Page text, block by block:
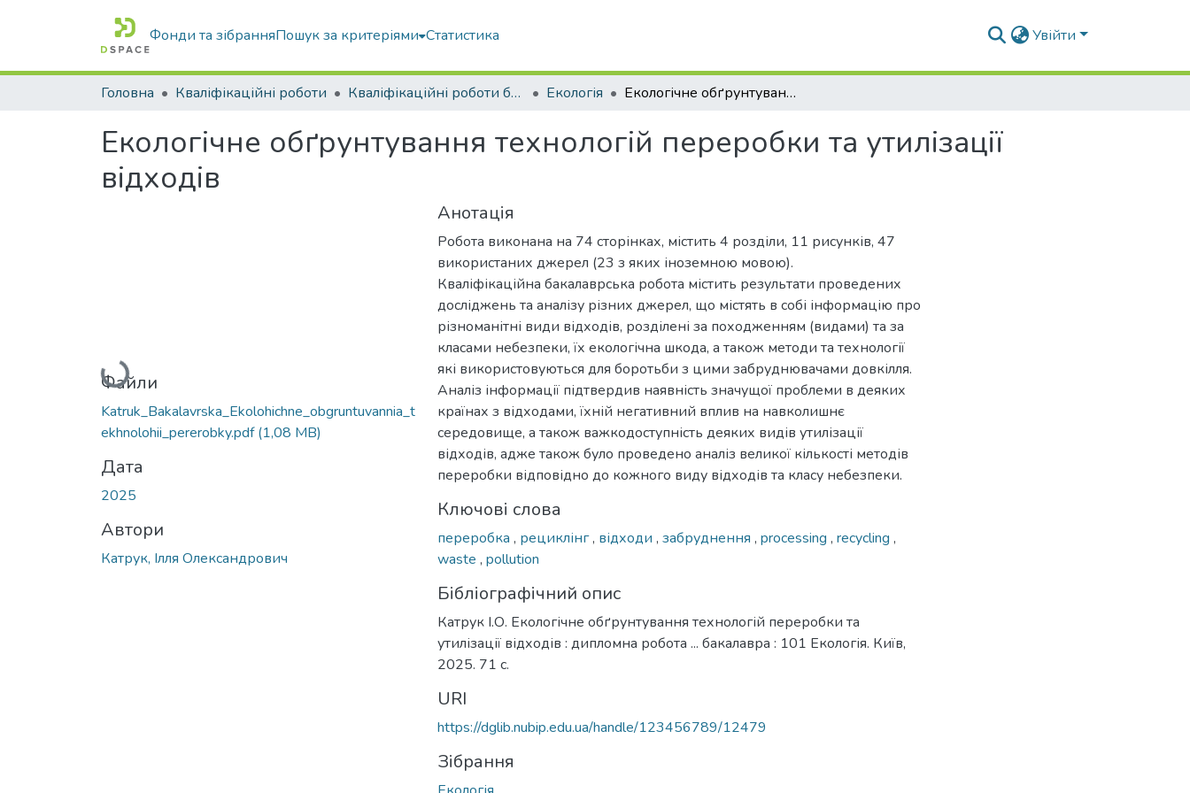
Фонди та зібранняПошук за критеріями Статистика Увійти
Головна Кваліфікаційні роботи Кваліфікаційні роботи бакалаврів Екологія Екологічне обґрунтування технологій переробки та утилізації відходів
Екологічне обґрунтування технологій переробки та утилізації
відходів
Вантажиться...
Файли
Katruk_Bakalavrska_Ekolohichne_obgruntuvannia_t
ekhnolohii_pererobky.pdf(1,08 MB)
Дата
2025
Автори
Катрук, Ілля Олександрович
Анотація
Робота виконана на 74 сторінках, містить 4 розділи, 11 рисунків, 47
використаних джерел (23 з яких іноземною мовою).
Кваліфікаційна бакалаврська робота містить результати проведених
досліджень та аналізу різних джерел, що містять в собі інформацію про
різноманітні види відходів, розділені за походженням (видами) та за
класами небезпеки, їх екологічна шкода, а також методи та технології
які використовуються для боротьби з цими забруднювачами довкілля.
Аналіз інформації підтвердив наявність значущої проблеми в деяких
країнах з відходами, їхній негативний вплив на навколишнє
середовище, а також важкодоступність деяких видів утилізації
відходів, адже також було проведено аналіз великої кількості методів
переробки відповідно до кожного виду відходів та класу небезпеки.
Ключові слова
переробка , рециклінг, відходи , забруднення , processing , recycling ,
waste , pollution
Бібліографічний опис
Катрук І.О. Екологічне обґрунтування технологій переробки та
утилізації відходів : дипломна робота ... бакалавра : 101 Екологія. Київ,
2025. 71 с.
URI
https://dglib.nubip.edu.ua/handle/123456789/12479
Зібрання